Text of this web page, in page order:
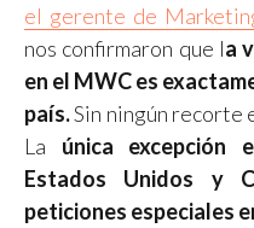
el gerente de
nos confirmaron que la
en el MWC es
país.Sin ningún recorte
La única excepción
Estados Unidos y
peticiones especiales